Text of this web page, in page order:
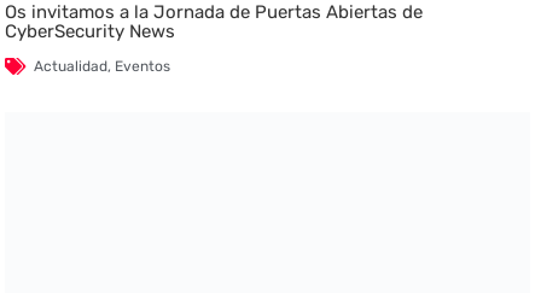
Os invitamos a la Jornada de Puertas Abiertas de
CyberSecurity News
Actualidad, Eventos